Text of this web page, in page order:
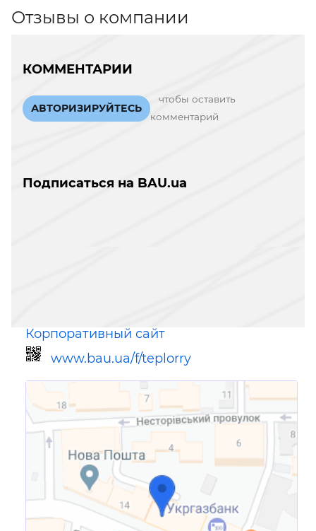
Отзывы о компании
КОММЕНТАРИИ
АВТОРИЗИРУЙТЕСЬ
чтобы оставить
комментарий
Подписаться на BAU.ua
Корпоративный сайт
www.bau.ua/f/teplorry
Ссылка для мобильных устройств